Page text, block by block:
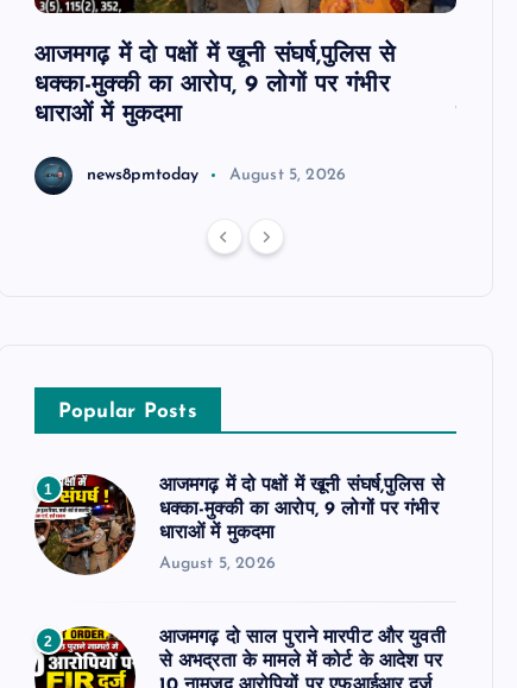
आजमगढ़ में दो पक्षों में खूनी संघर्ष,पुलिस से
धक्का-मुक्की का आरोप, 9 लोगों पर गंभीर
धाराओं में मुकदमा
news8pmtoday August 5, 2026
Popular Posts
1
आजमगढ़ में दो पक्षों में खूनी संघर्ष,पुलिस से
धक्का-मुक्की का आरोप, 9 लोगों पर गंभीर
धाराओं में मुकदमा
August 5, 2026
2
आजमगढ़ दो साल पुराने मारपीट और युवती
से अभद्रता के मामले में कोर्ट के आदेश पर